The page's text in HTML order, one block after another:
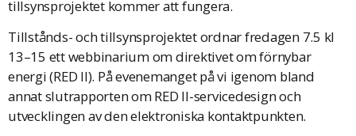
tillsynsprojektet kommer att fungera.
Tillstånds- och tillsynsprojektet ordnar fredagen 7.5 kl
13–15 ett webbinarium om direktivet om förnybar
energi (RED II). På evenemanget på vi igenom bland
annat slutrapporten om RED II-servicedesign och
utvecklingen av den elektroniska kontaktpunkten.